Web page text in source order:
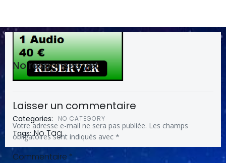
Categories: NO CATEGORY
Tags: No Tag
No responses yet
Laisser un commentaire
Votre adresse e-mail ne sera pas publiée. Les champs
obligatoires sont indiqués avec *
Commentaire *